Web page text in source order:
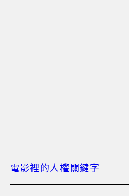
電影裡的人權關鍵字